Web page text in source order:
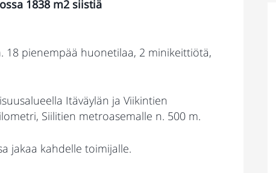
1838 m2 siistiä
18 pienempää huonetilaa, 2 minikeittiötä,
Itäväylän ja Viikintien
Siilitien metroasemalle n. 500 m.
jakaa kahdelle toimijalle.